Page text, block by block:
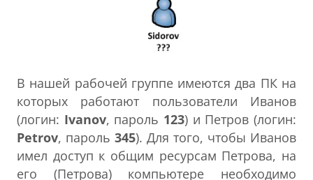
В нашей рабочей группе имеются два ПК на
которых работают пользователи Иванов
(логин: Ivanov, пароль 123) и Петров (логин:
Petrov, пароль 345). Для того, чтобы Иванов
имел доступ к общим ресурсам Петрова, на
его (Петрова) компьютере необходимо